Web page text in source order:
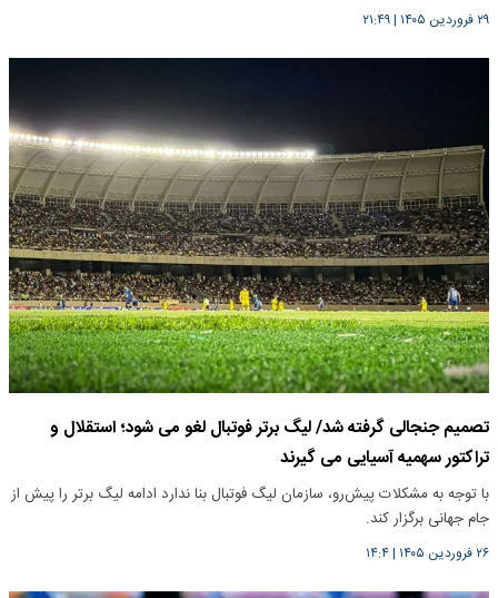
۲۹ فروردین ۱۴۰۵ |۲۱:۴۹
تصمیم جنجالی گرفته شد/ لیگ برتر فوتبال لغو می شود؛ استقلال و
تراکتور سهمیه آسیایی می گیرند
با توجه به مشکلات پیش‌رو، سازمان لیگ فوتبال بنا ندارد ادامه لیگ برتر را پیش از
جام جهانی برگزار کند.
۲۶ فروردین ۱۴۰۵ |۱۴:۴